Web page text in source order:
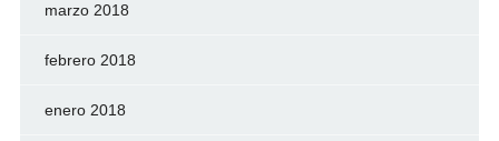
marzo 2018
febrero 2018
enero 2018